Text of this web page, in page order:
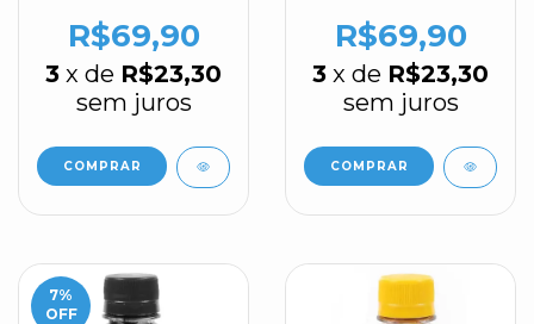
R$69,90
3 x de R$23,30
sem juros
Ink
R$69,90
3 x de R$23,30
sem juros
7%
OFF